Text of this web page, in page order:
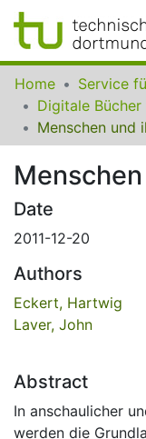
Communities
Collections
FAQ
Home
Date
2011-12-20
Authors
Eckert, Hartwig
Laver, John
Abstract
In anschaulicher
werden die